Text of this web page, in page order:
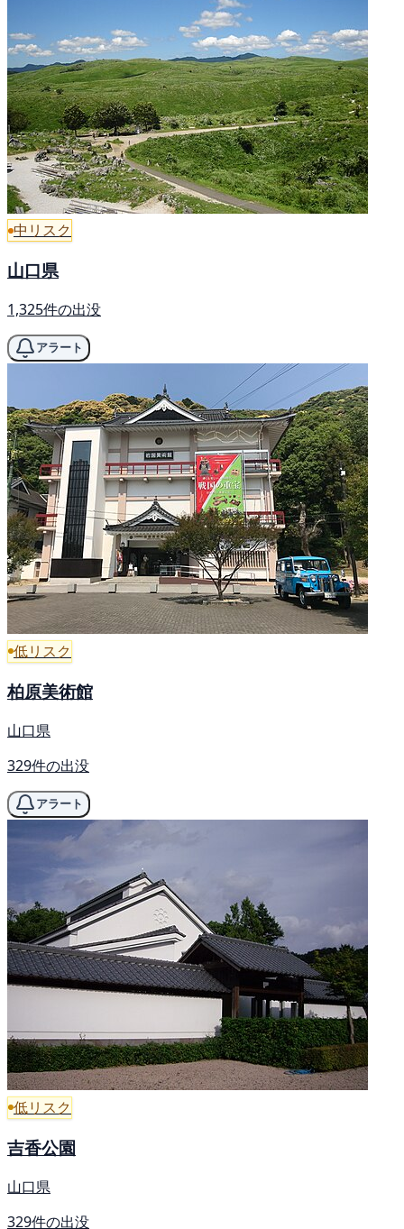
中リスク
山口県
1,325件の出没
アラート
低リスク
柏原美術館
山口県
329件の出没
アラート
低リスク
吉香公園
山口県
329件の出没